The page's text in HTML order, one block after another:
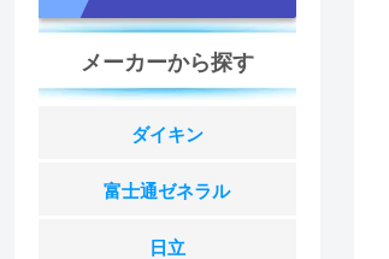
メーカーから探す
ダイキン
富士通ゼネラル
日立